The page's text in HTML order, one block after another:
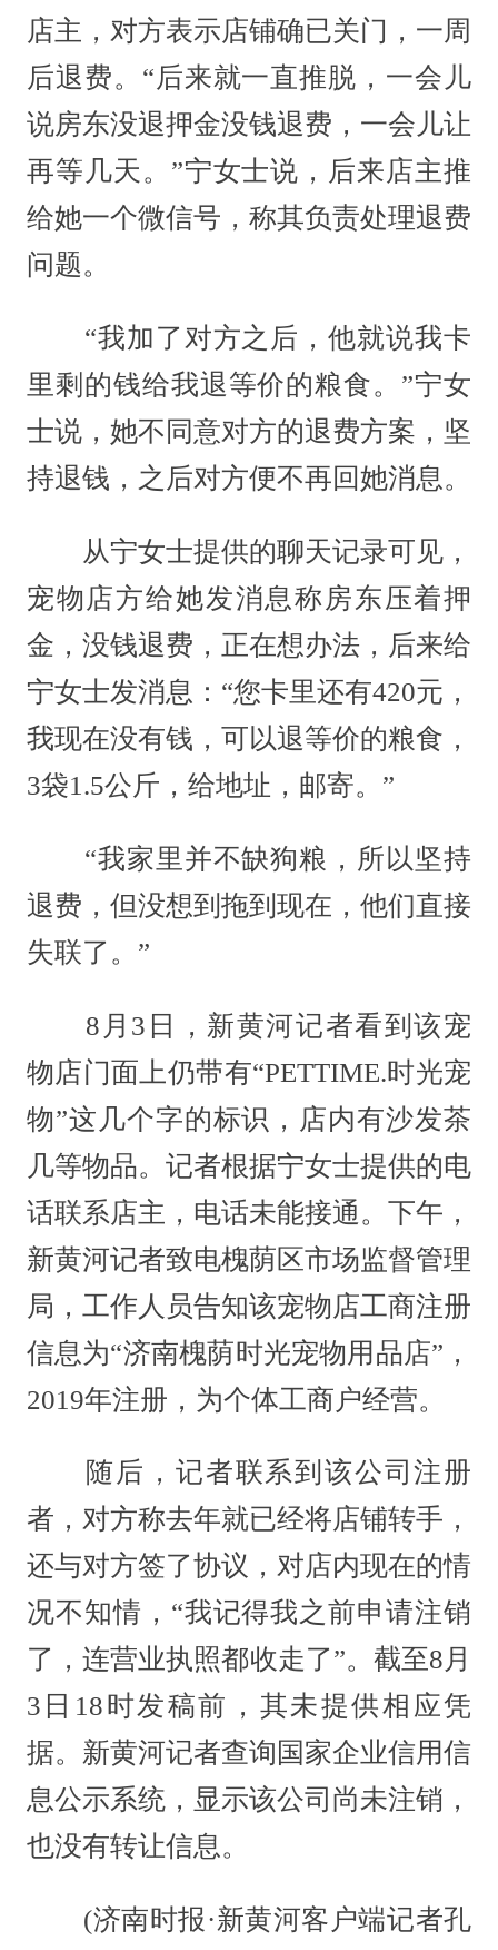
店主，对方表示店铺确已关门，一周
后退费。“后来就一直推脱，一会儿
说房东没退押金没钱退费，一会儿让
再等几天。”宁女士说，后来店主推
给她一个微信号，称其负责处理退费
问题。
“我加了对方之后，他就说我卡
里剩的钱给我退等价的粮食。”宁女
士说，她不同意对方的退费方案，坚
持退钱，之后对方便不再回她消息。
从宁女士提供的聊天记录可见，
宠物店方给她发消息称房东压着押
金，没钱退费，正在想办法，后来给
宁女士发消息：“您卡里还有420元，
我现在没有钱，可以退等价的粮食，
3袋1.5公斤，给地址，邮寄。”
“我家里并不缺狗粮，所以坚持
退费，但没想到拖到现在，他们直接
失联了。”
8月3日，新黄河记者看到该宠
物店门面上仍带有“PETTIME.时光宠
物”这几个字的标识，店内有沙发茶
几等物品。记者根据宁女士提供的电
话联系店主，电话未能接通。下午，
新黄河记者致电槐荫区市场监督管理
局，工作人员告知该宠物店工商注册
信息为“济南槐荫时光宠物用品店”，
2019年注册，为个体工商户经营。
随后，记者联系到该公司注册
者，对方称去年就已经将店铺转手，
还与对方签了协议，对店内现在的情
况不知情，“我记得我之前申请注销
了，连营业执照都收走了”。截至8月
3日18时发稿前，其未提供相应凭
据。新黄河记者查询国家企业信用信
息公示系统，显示该公司尚未注销，
也没有转让信息。
(济南时报·新黄河客户端记者孔